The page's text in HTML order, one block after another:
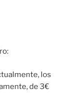
los
de 3€